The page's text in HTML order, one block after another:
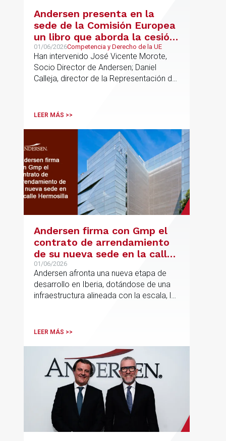
Andersen presenta en la
sede de la Comisión Europea
un libro que aborda la cesión
de soberanía y la primacía
del Derecho de la UE en las
constituciones europeas
01/06/2026Competencia y Derecho de la UE
Han intervenido José Vicente Morote,
Socio Director de Andersen; Daniel
Calleja, director de la Representación de
jurídico y académico
LEER MÁS >>
Andersen firma con Gmp el
contrato de arrendamiento
de su nueva sede en la calle
Hermosilla
01/06/2026
Andersen afronta una nueva etapa de
desarrollo en Iberia, dotándose de una
infraestructura alineada con la escala, la
LEER MÁS >>